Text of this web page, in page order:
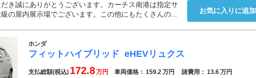
お気に入りに追加
き誠にありがとうございます。カーチス南港は指定サ
の屋内展示場でございます。この他にもたくさんの...
ホンダ
フィットハイブリッド eHEVリュクス
支払総額(税込) 172.8万円 車両価格： 159.2万円 諸費用： 13.6万円